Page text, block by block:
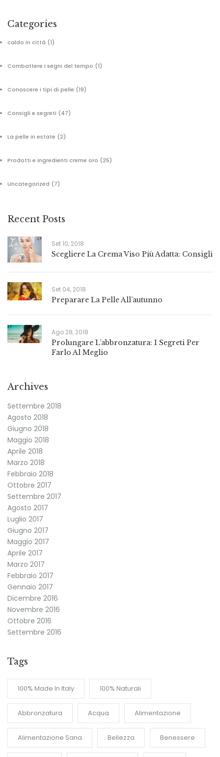
Categories
caldo in città (1)
Combattere i segni del tempo (1)
Conoscere i tipi di pelle (19)
Consigli e segreti (47)
La pelle in estate (2)
Prodotti e ingredienti creme oro (25)
Uncategorized (7)
Recent Posts
Set 10, 2018
Scegliere La Crema Viso Più Adatta: Consigli
Set 04, 2018
Preparare La Pelle All’autunno
Ago 28, 2018
Prolungare L’abbronzatura: I Segreti Per
Farlo Al Meglio
Archives
Settembre 2018
Agosto 2018
Giugno 2018
Maggio 2018
Aprile 2018
Marzo 2018
Febbraio 2018
Ottobre 2017
Settembre 2017
Agosto 2017
Luglio 2017
Giugno 2017
Maggio 2017
Aprile 2017
Marzo 2017
Febbraio 2017
Gennaio 2017
Dicembre 2016
Novembre 2016
Ottobre 2016
Settembre 2016
Tags
100% Made In Italy 100% Naturali
Abbronzatura Acqua Alimentazione
Alimentazione Sana Bellezza Benessere